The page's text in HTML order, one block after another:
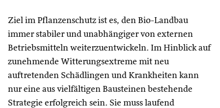
Ziel im Pflanzenschutz ist es, den Bio-Landbau
immer stabiler und unabhängiger von externen
Betriebsmitteln weiterzuentwickeln. Im Hinblick auf
zunehmende Witterungsextreme mit neu
auftretenden Schädlingen und Krankheiten kann
nur eine aus vielfältigen Bausteinen bestehende
Strategie erfolgreich sein. Sie muss laufend